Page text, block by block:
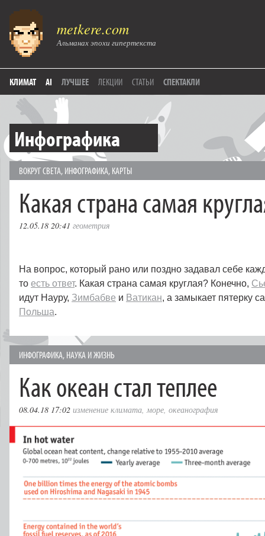
metkere.com
Альманах эпохи гипертекста
КЛИМАТ AI ЛУЧШЕЕ ЛЕКЦИИ СТАТЬИ СПЕКТАКЛИ
Инфографика
ВОКРУГ СВЕТА, ИНФОГРАФИКА, КАРТЫ
Какая страна самая
12.05.18 20:41 геометрия
На вопрос, который рано или поздно задавал себе
то есть ответ. Какая страна самая круглая? Конечно,
идут Науру, Зимбабве и Ватикан, а замыкает пятерку
Польша.
ИНФОГРАФИКА, НАУКА И ЖИЗНЬ
Как океан стал теплее
08.04.18 17:02 изменение климата,море, океанография